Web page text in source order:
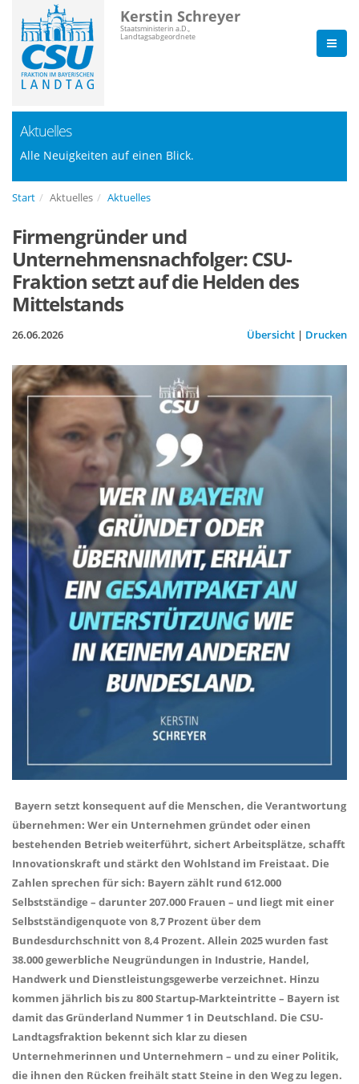
Kerstin Schreyer
Staatsministerin a.D.,
Landtagsabgeordnete
Aktuelles
Alle Neuigkeiten auf einen Blick.
Start Aktuelles Aktuelles
Firmengründer und
Unternehmensnachfolger: CSU-
Fraktion setzt auf die Helden des
Mittelstands
26.06.2026 Übersicht | Drucken
Bayern setzt konsequent auf die Menschen, die Verantwortung
übernehmen: Wer ein Unternehmen gründet oder einen
bestehenden Betrieb weiterführt, sichert Arbeitsplätze, schafft
Innovationskraft und stärkt den Wohlstand im Freistaat. Die
Zahlen sprechen für sich: Bayern zählt rund 612.000
Selbstständige – darunter 207.000 Frauen – und liegt mit einer
Selbstständigenquote von 8,7 Prozent über dem
Bundesdurchschnitt von 8,4 Prozent. Allein 2025 wurden fast
38.000 gewerbliche Neugründungen in Industrie, Handel,
Handwerk und Dienstleistungsgewerbe verzeichnet. Hinzu
kommen jährlich bis zu 800 Startup-Markteintritte – Bayern ist
damit das Gründerland Nummer 1 in Deutschland. Die CSU-
Landtagsfraktion bekennt sich klar zu diesen
Unternehmerinnen und Unternehmern – und zu einer Politik,
die ihnen den Rücken freihält statt Steine in den Weg zu legen.